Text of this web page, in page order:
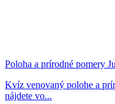
Poloha a prírodné pomery
Kvíz venovaný polohe a
nájdete vo...